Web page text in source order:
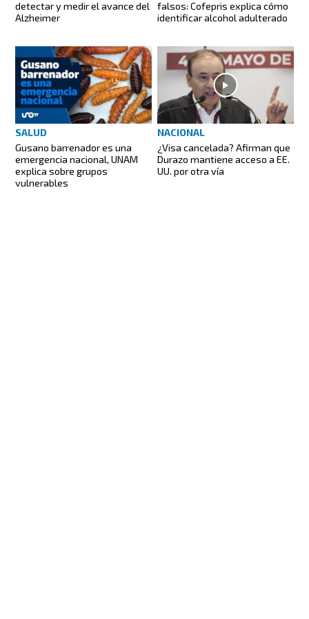
detectar y medir el avance del
Alzheimer
falsos: Cofepris explica cómo
identificar alcohol adulterado
SALUD
Gusano barrenador es una
emergencia nacional, UNAM
explica sobre grupos
vulnerables
NACIONAL
¿Visa cancelada? Afirman que
Durazo mantiene acceso a EE.
UU. por otra vía